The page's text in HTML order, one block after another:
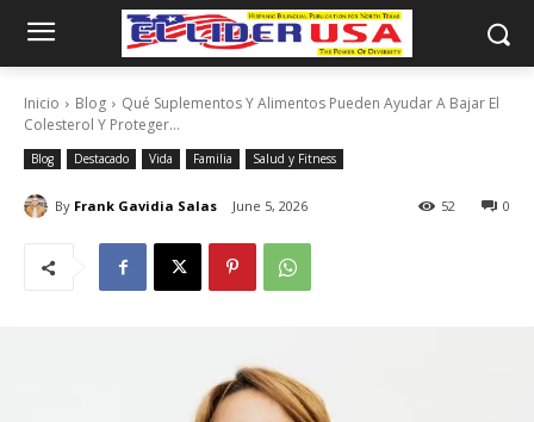
Inicio Blog
Qué Suplementos Y Alimentos Pueden Ayudar A Bajar El
Colesterol Y Proteger...
Blog Destacado Vida Familia Salud y Fitness
By Frank Gavidia Salas June 5, 2026 0
52